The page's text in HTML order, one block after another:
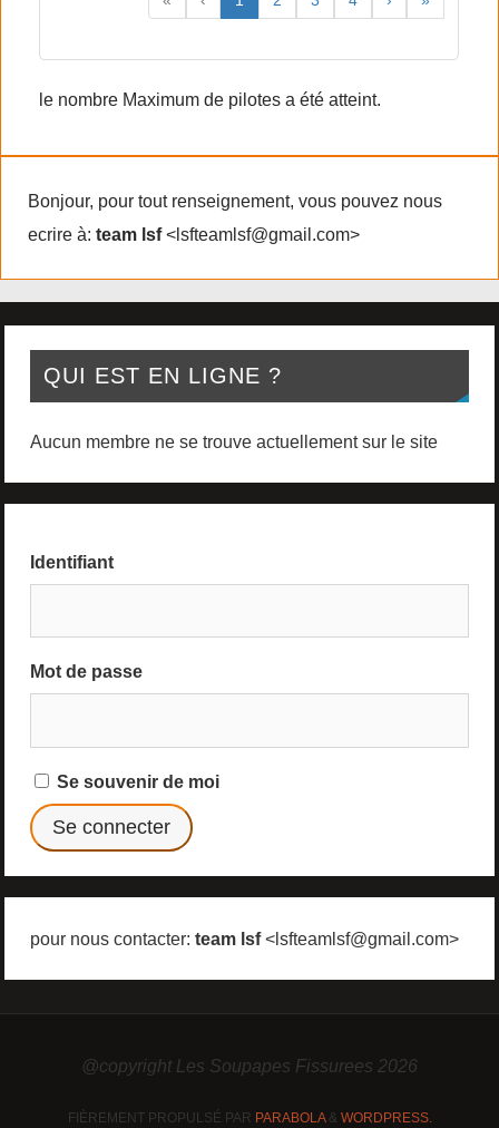
le nombre Maximum de pilotes a été atteint.
Bonjour, pour tout renseignement, vous pouvez nous
ecrire à:team lsf<lsfteamlsf@gmail.com>
QUI EST EN LIGNE ?
Aucun membre ne se trouve actuellement sur le site
Identifiant
Mot de passe
Se souvenir de moi
pour nous contacter: team lsf<lsfteamlsf@gmail.com>
@copyright Les Soupapes Fissurees 2026
FIÈREMENT PROPULSÉ PAR PARABOLA& WORDPRESS.